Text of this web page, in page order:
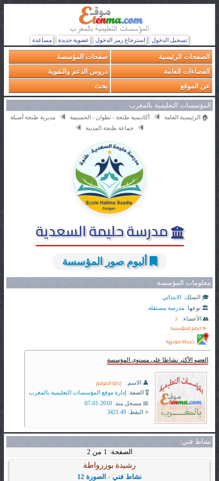
تسجيل الدخول استرجاع رمز الدخول عضوية جديدة مساعدة
الصفحات الرئيسية
صفحات المؤسسة
الفضاءات العامة
دروس الدعم والتقوية
عن الموقع
بحث
المؤسسات التعليمية بالمغرب
🏠 الرئيسية العامة أكاديمية طنجة - تطوان - الحسيمة
مديرية طنجة أصيلة
جماعة طنجة المدينة
مدرسة حليمة السعدية
ألبوم صور المؤسسة
معلومات المؤسسة
🎓 السلك: الابتدائي
🏛️ نوعها: مدرسة مستقلة
👥 الأعضاء:
3
✨ انضم للمؤسسة
خريطة موجهة
العضو الأكثر نشاطا على مستوى المؤسسة
👤 الاسم: إدارة الموقع
🎖️ الصفة: إدارة موقع المؤسسات التعليمية بالمغرب
📅 مسجل منذ: 2010-01-07
⭐ النقط: 3421.49
نشاط فني:
الصفحة: 1 من 2
رشيدة بوزرواطة
نشاط فني - الصورة 12